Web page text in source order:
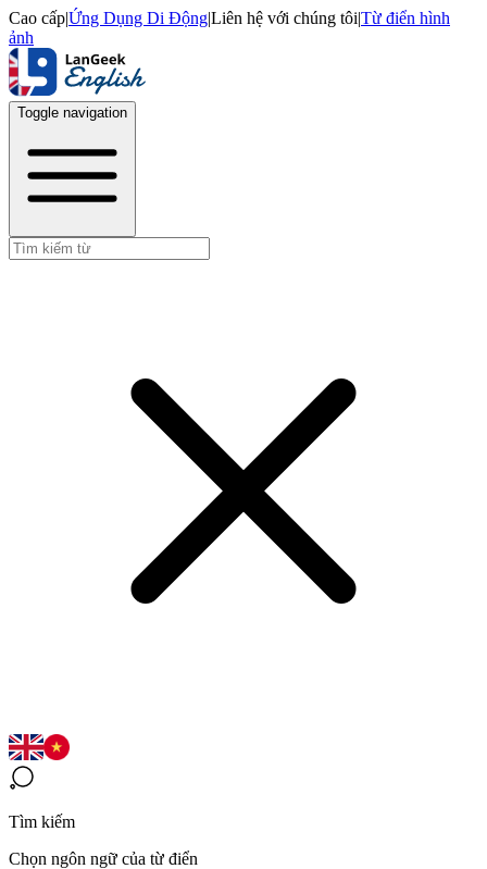
Cao cấp|Ứng Dụng Di Động|Liên hệ với chúng tôi|Từ điển hình
ảnh
Toggle navigation
Tìm kiếm
Chọn ngôn ngữ của từ điển